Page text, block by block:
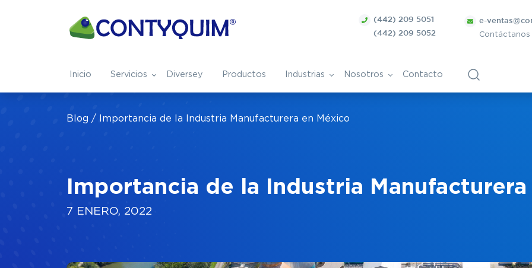
(442) 209 5051
(442) 209 5052
e-
Contáctanos
Inicio
Servicios
Tratamiento Integral de Aguas
Diversey Productos Industrias
Agroindustria
Nosotros Contacto
Blog Importancia de la Industria Manufacturera en México
Importancia de la Industria
7 ENERO, 2022